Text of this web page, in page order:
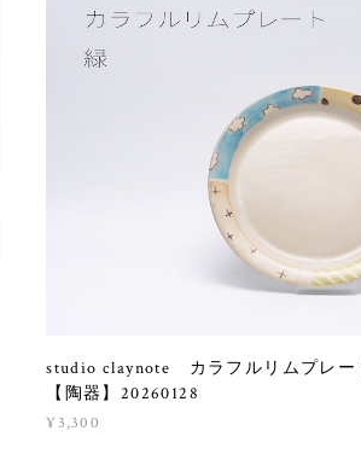
studio claynote カラフルリムプレ
【陶器】20260128
¥3,300